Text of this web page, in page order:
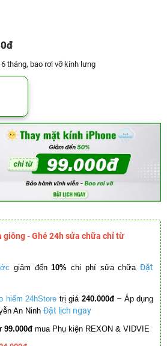
6 tháng, bao rơi vỡ kính lưng
giông - Ghé 24h sửa chữa chỉ từ
giảm đến10% chi phí sửa chữa Đặt
hiểm 24hStore trị giá 240.000đ – Áp dụng
An Ninh Đặt lịch ngay
99.000đ mua Phụ kiện REXON & VIDVIE